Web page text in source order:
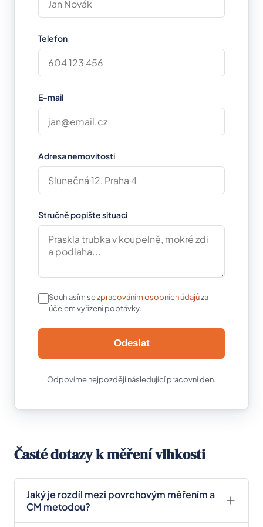
Telefon
E-mail
Adresa nemovitosti
Stručně popište situaci
Souhlasím sezpracováním osobních údajůza
účelem vyřízení poptávky.
Odeslat
Odpovíme nejpozději následující pracovní den.
Časté dotazy k měření vlhkosti
Jaký je rozdíl mezi povrchovým měřením a
CM metodou?